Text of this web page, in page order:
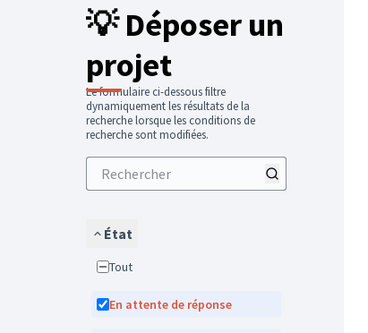
💡 Déposer un
projet
Le formulaire ci-dessous filtre
dynamiquement les résultats de la
recherche lorsque les conditions de
recherche sont modifiées.
État
Tout
En attente de réponse